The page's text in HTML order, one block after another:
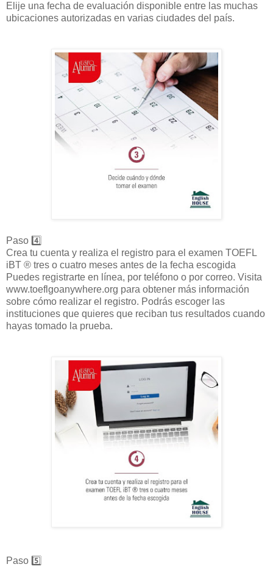
Elije una fecha de evaluación disponible entre las muchas
ubicaciones autorizadas en varias ciudades del país.
Paso 4️⃣
Crea tu cuenta y realiza el registro para el examen TOEFL
iBT ® tres o cuatro meses antes de la fecha escogida
Puedes registrarte en línea, por teléfono o por correo. Visita
www.toeflgoanywhere.org para obtener más información
sobre cómo realizar el registro. Podrás escoger las
instituciones que quieres que reciban tus resultados cuando
hayas tomado la prueba.
Paso 5️⃣